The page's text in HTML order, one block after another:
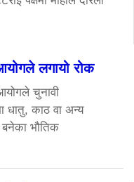
लगायो रोक
चुनावी
धातु, काठ वा अन्य
बनेका भौतिक